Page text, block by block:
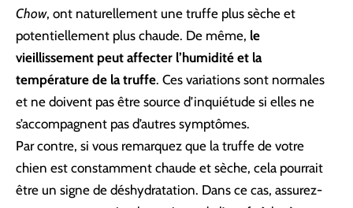
Chow, ont naturellement une truffe plus sèche et
potentiellement plus chaude. De même, le
vieillissement peut affecter l’humidité et la
température de la truffe. Ces variations sont normales
et ne doivent pas être source d’inquiétude si elles ne
s’accompagnent pas d’autres symptômes.
Par contre, si vous remarquez que la truffe de votre
chien est constamment chaude et sèche, cela pourrait
être un signe de déshydratation. Dans ce cas, assurez-